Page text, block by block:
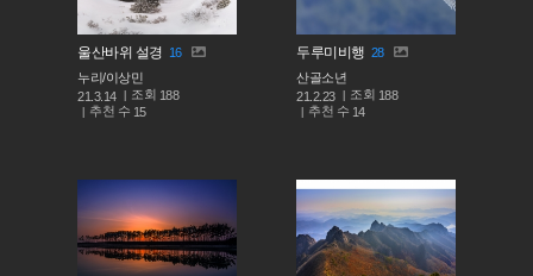
울산바위 설경 16
누리/이상민
21.3.14
조회 188
추천 수 15
두루미비행 28
산골소년
21.2.23
조회 188
추천 수 14